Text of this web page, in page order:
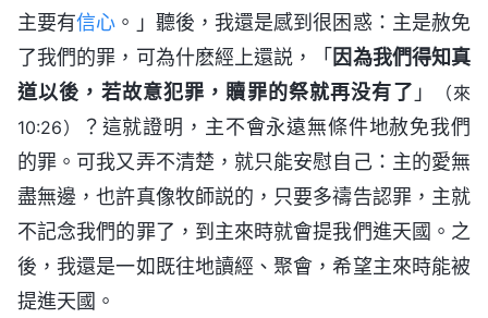
主要有信心 。」聽後，我還是感到很困惑：主是赦免
了我們的罪，可為什麽經上還説，「因為我們得知真
道以後，若故意犯罪，贖罪的祭就再没有了 」
（來
10:26）
？這就證明，主不會永遠無條件地赦免我們
的罪。可我又弄不清楚，就只能安慰自己：主的愛無
盡無邊，也許真像牧師説的，只要多禱告認罪，主就
不記念我們的罪了，到主來時就會提我們進天國。之
後，我還是一如既往地讀經、聚會，希望主來時能被
提進天國。